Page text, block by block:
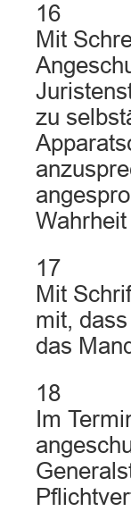
16
Mit
zu
17
Mit
mit,
das
18
Im